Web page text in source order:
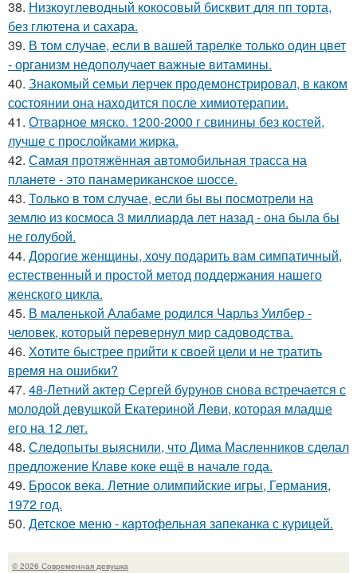
38. Низкоуглеводный кокосовый бисквит для пп торта,
без глютена и сахара.
39. В том случае, если в вашей тарелке только один цвет
- организм недополучает важные витамины.
40. Знакомый семьи лерчек продемонстрировал, в каком
состоянии она находится после химиотерапии.
41. Отварное мяско. 1200-2000 г свинины без костей,
лучше с прослойками жирка.
42. Самая протяжённая автомобильная трасса на
планете - это панамериканское шоссе.
43. Только в том случае, если бы вы посмотрели на
землю из космоса 3 миллиарда лет назад - она была бы
не голубой.
44. Дорогие женщины, хочу подарить вам симпатичный,
естественный и простой метод поддержания нашего
женского цикла.
45. В маленькой Алабаме родился Чарльз Уилбер -
человек, который перевернул мир садоводства.
46. Хотите быстрее прийти к своей цели и не тратить
время на ошибки?
47. 48-Летний актер Сергей бурунов снова встречается с
молодой девушкой Екатериной Леви, которая младше
его на 12 лет.
48. Следопыты выяснили, что Дима Масленников сделал
предложение Клаве коке ещё в начале года.
49. Бросок века. Летние олимпийские игры, Германия,
1972 год.
50. Детское меню - картофельная запеканка с курицей.
© 2026 Современная девушка